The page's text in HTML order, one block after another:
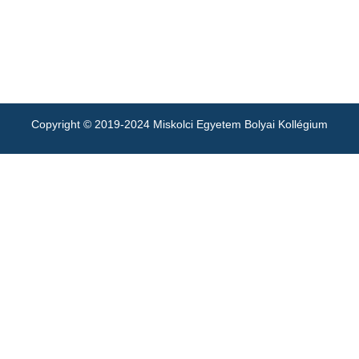
Copyright © 2019-2024 Miskolci Egyetem Bolyai Kollégium